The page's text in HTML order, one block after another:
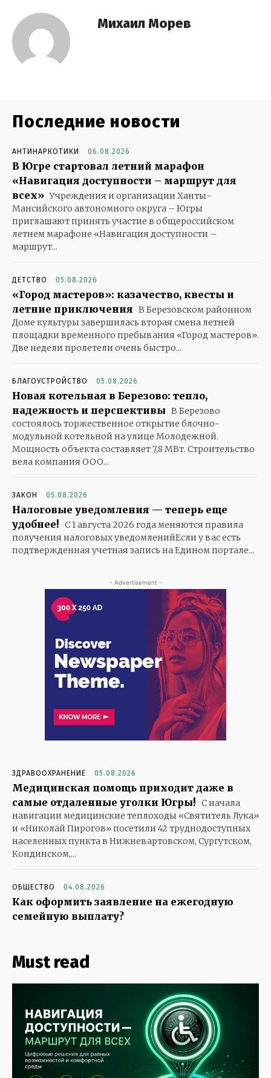
Михаил Морев
Последние новости
АНТИНАРКОТИКИ 06.08.2026
В Югре стартовал летний марафон
«Навигация доступности – маршрут для
всех» Учреждения и организации Ханты-
Мансийского автономного округа – Югры
приглашают принять участие в общероссийском
летнем марафоне «Навигация доступности –
маршрут...
ДЕТСТВО 05.08.2026
«Город мастеров»: казачество, квесты и
летние приключения В Березовском районном
Доме культуры завершилась вторая смена летней
площадки временного пребывания «Город мастеров».
Две недели пролетели очень быстро...
БЛАГОУСТРОЙСТВО 05.08.2026
Новая котельная в Березово: тепло,
надежность и перспективы В Березово
состоялось торжественное открытие блочно-
модульной котельной на улице Молодежной.
Мощность объекта составляет 7,8 МВт. Строительство
вела компания ООО...
ЗАКОН 05.08.2026
Налоговые уведомления — теперь еще
удобнее! С 1 августа 2026 года меняются правила
получения налоговых уведомленийЕсли у вас есть
подтвержденная учетная запись на Едином портале...
- Advertisement -
ЗДРАВООХРАНЕНИЕ 05.08.2026
Медицинская помощь приходит даже в
самые отдаленные уголки Югры! С начала
навигации медицинские теплоходы «Святитель Лука»
и «Николай Пирогов» посетили 42 труднодоступных
населенных пункта в Нижневартовском, Сургутском,
Кондинском,...
ОБЩЕСТВО 04.08.2026
Как оформить заявление на ежегодную
семейную выплату?
Must read